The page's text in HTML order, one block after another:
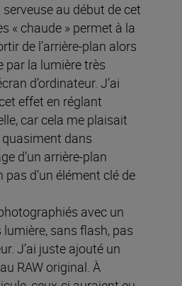
au début de cet
« chaude » permet à la
de l’arrière-plan alors
par la lumière très
d’ordinateur. J’ai
effet en réglant
car cela me plaisait
dans
d’un arrière-plan
pas d’un élément clé de
avec un
sans flash, pas
J’ai juste ajouté un
RAW original. À